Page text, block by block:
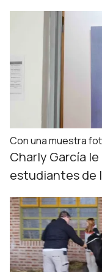
Con una muestra
Charly García
estudiantes de